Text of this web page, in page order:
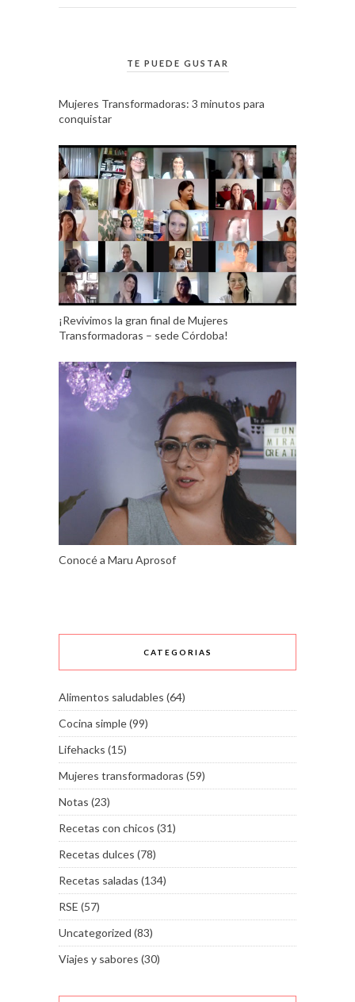
TE PUEDE GUSTAR
Mujeres Transformadoras: 3 minutos para
conquistar
¡Revivimos la gran final de Mujeres
Transformadoras – sede Córdoba!
Conocé a Maru Aprosof
CATEGORIAS
Alimentos saludables (64)
Cocina simple(99)
Lifehacks (15)
Mujeres transformadoras (59)
Notas (23)
Recetas con chicos (31)
Recetas dulces (78)
Recetas saladas (134)
RSE (57)
Uncategorized (83)
Viajes y sabores (30)